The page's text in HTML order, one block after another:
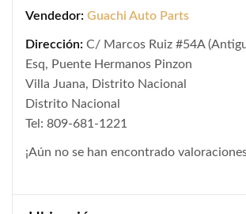
Vendedor: Guachi Auto Parts
Dirección: C/ Marcos Ruiz #54A
Esq, Puente Hermanos Pinzon
Villa Juana, Distrito Nacional
Distrito Nacional
Tel: 809-681-1221
¡Aún no se han encontrado